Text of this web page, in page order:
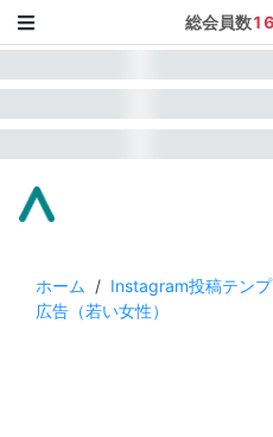
総会員数
ホーム / Instagram投稿テンプ
広告（若い女性）